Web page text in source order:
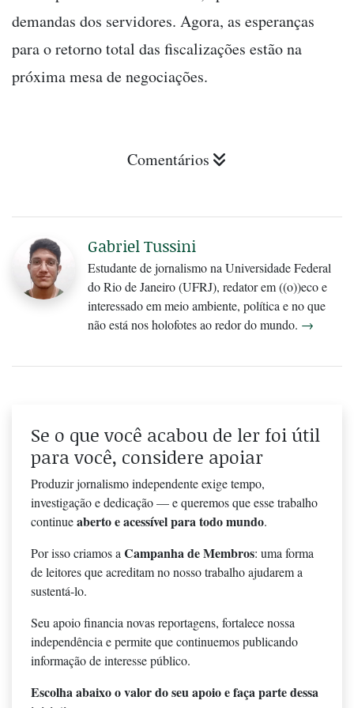
demandas dos servidores. Agora, as esperanças
para o retorno total das fiscalizações estão na
próxima mesa de negociações.
Comentários
Gabriel Tussini
Estudante de jornalismo na Universidade Federal
do Rio de Janeiro (UFRJ), redator em ((o))eco e
interessado em meio ambiente, política e no que
não está nos holofotes ao redor do mundo. →
Se o que você acabou de ler foi útil
para você, considere apoiar
Produzir jornalismo independente exige tempo,
investigação e dedicação — e queremos que esse trabalho
continueaberto e acessível para todo mundo.
Por isso criamos a Campanha de Membros: uma forma
de leitores que acreditam no nosso trabalho ajudarem a
sustentá-lo.
Seu apoio financia novas reportagens, fortalece nossa
independência e permite que continuemos publicando
informação de interesse público.
Escolha abaixo o valor do seu apoio e faça parte dessa